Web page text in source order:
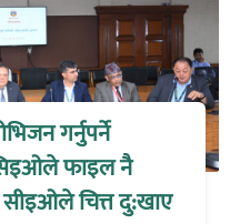
गर्नुपर्ने
फाइल नै
चित्त दु:खाए